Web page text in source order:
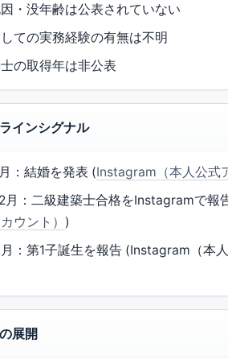
・没年齢は公表されていない
ての実務経験の有無は不明
の取得年は非公表
インシグナル
：結婚を発表 (Instagram（本人公式
月：二級建築士合格をInstagramで報
ウント） )
：第1子誕生を報告 (Instagram（本
展開